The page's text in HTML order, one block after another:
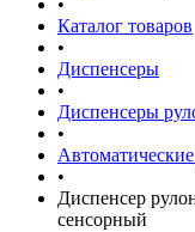
•
Каталог товаров
•
Диспенсеры
•
Диспенсеры
•
•
Диспенсер
сенсорный